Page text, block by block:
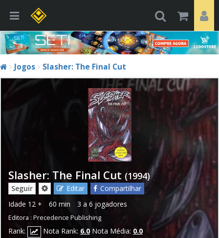
Jogos Slasher: The Final Cut
Slasher: The Final Cut (1994)
Seguir Editar
Compartilhar
Idade 12 + 60 min 3 a 6 jogadores
Editora : Precedence Publishing
Rank: Nota Rank: 6.0 Nota Média: 0.0